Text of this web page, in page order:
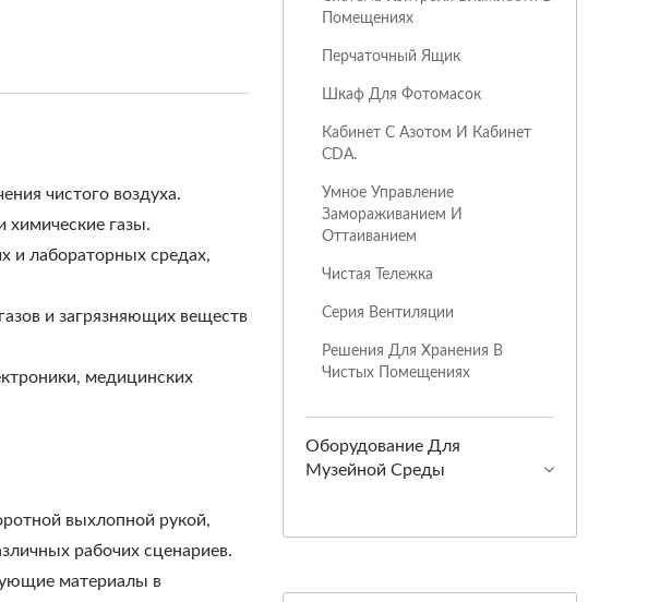
чистого воздуха.
химические газы.
и лабораторных средах,
и загрязняющих веществ
медицинских
выхлопной рукой,
рабочих сценариев.
материалы в
Помещениях
Перчаточный Ящик
Шкаф Для Фотомасок
Кабинет С Азотом И Кабинет
CDA.
Умное Управление
Замораживанием И
Оттаиванием
Чистая Тележка
Серия Вентиляции
Решения Для Хранения В
Чистых Помещениях
Оборудование Для
Музейной Среды